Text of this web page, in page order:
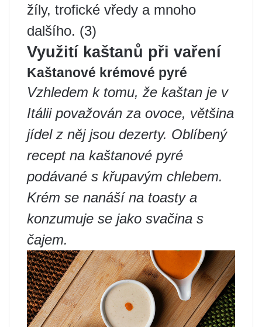
žíly, trofické vředy a mnoho
dalšího. (3)
Využití kaštanů při vaření
Kaštanové krémové pyré
Vzhledem k tomu, že kaštan je v
Itálii považován za ovoce, většina
jídel z něj jsou dezerty. Oblíbený
recept na kaštanové pyré
podávané s křupavým chlebem.
Krém se nanáší na toasty a
konzumuje se jako svačina s
čajem.